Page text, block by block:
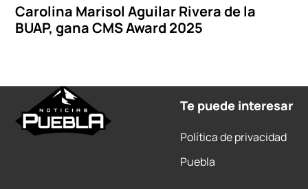
Carolina Marisol Aguilar Rivera de la
BUAP, gana CMS Award 2025
Te puede interesar
Política de privacidad
Puebla